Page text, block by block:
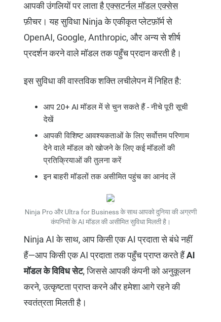
आपकी उंगलियों पर लाता हैएक्सटर्नल मॉडल एक्सेस
फ़ीचर। यह सुविधा Ninja के एकीकृत प्लेटफ़ॉर्म से
OpenAI, Google, Anthropic, और अन्य से शीर्ष
प्रदर्शन करने वाले मॉडल तक पहुँच प्रदान करती है।
इस सुविधा की वास्तविक शक्ति लचीलेपन में निहित है:
आप 20+ AI मॉडल में से चुन सकते हैं - नीचे पूरी सूची
देखें
आपकी विशिष्ट आवश्यकताओं के लिए सर्वोत्तम परिणाम
देने वाले मॉडल को खोजने के लिए कई मॉडलों की
प्रतिक्रियाओं की तुलना करें
इन बाहरी मॉडलों तक असीमित पहुंच का आनंद लें
Ninja Pro और Ultra for Business के साथ आपको दुनिया की अग्रणी
कंपनियों के AI मॉडल की असीमित सुविधा मिलती है।
Ninja AI के साथ, आप किसी एक AI प्रदाता से बंधे नहीं
हैं—आप किसी एक AI प्रदाता तक पहुँच प्राप्त करते हैंAI
मॉडल के विविध सेट, जिससे आपकी कंपनी को अनुकूलन
करने, उत्कृष्टता प्राप्त करने और हमेशा आगे रहने की
स्वतंत्रता मिलती है।